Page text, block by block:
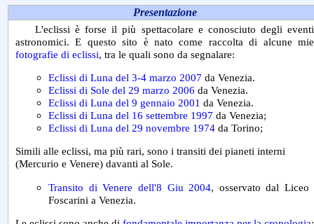
Presentazione
L'eclissi è forse il più spettacolare e conosciuto degli eventi
astronomici. E questo sito è nato come raccolta di alcune mie
fotografie di eclissi, tra le quali sono da segnalare:
Eclissi di Luna del 3-4 marzo 2007 da Venezia.
Eclissi di Sole del 29 marzo 2006 da Venezia.
Eclissi di Luna del 9 gennaio 2001 da Venezia.
Eclissi di Luna del 16 settembre 1997 da Venezia;
Eclissi di Luna del 29 novembre 1974da Torino;
Simili alle eclissi, ma più rari, sono i transiti dei pianeti interni
(Mercurio e Venere) davanti al Sole.
Transito di Venere dell'8 Giu 2004, osservato dal Liceo
Foscarini a Venezia.